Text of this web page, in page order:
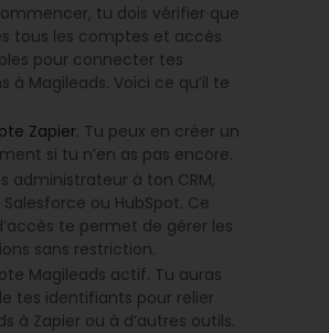
tu dois vérifier que
tous les comptes et accès
pour connecter tes
à Magileads. Voici ce qu’il te
Zapier. Tu peux en créer un
si tu n’en as pas encore.
administrateur à ton CRM,
ou HubSpot. Ce
te permet de gérer les
sans restriction.
Magileads actif. Tu auras
tes identifiants pour relier
à Zapier ou à d’autres outils.